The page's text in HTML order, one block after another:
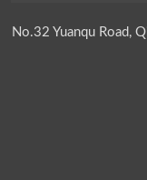
No.32 Yuanqu Road,